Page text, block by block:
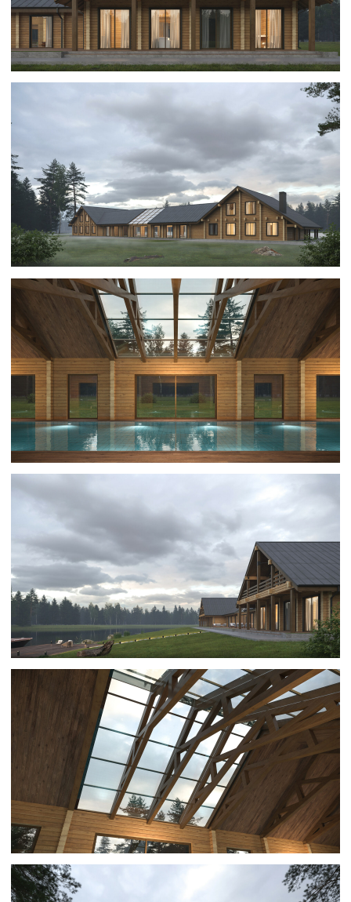
Ольга
Консультант по архитектуре
+7
Обсудить проект
Оставляя заявку, вы соглашаетесь на обработку персональных
дома, покажем этапы, сроки и бюджет проекта
Следующие проекты
OVERLOOK — 600 м²
Современный дом в стиле минимализм